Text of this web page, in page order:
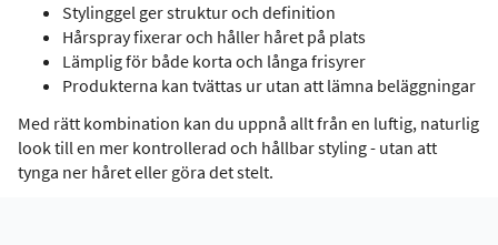
Stylinggel ger struktur och definition
Hårspray fixerar och håller håret på plats
Lämplig för både korta och långa frisyrer
Produkterna kan tvättas ur utan att lämna beläggningar
Med rätt kombination kan du uppnå allt från en luftig, naturlig
look till en mer kontrollerad och hållbar styling - utan att
tynga ner håret eller göra det stelt.